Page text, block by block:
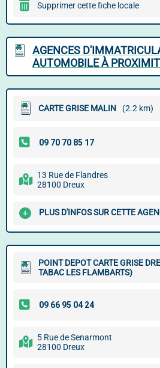
Supprimer cette fiche locale
AGENCES
AUTOMOBILE À
CARTE GRISE MALIN (2.2 km)
13 Rue de Flandres
28100 Dreux
PLUS D'INFOS SUR CETTE
POINT DEPOT CARTE GRISE
TABAC LES FLAMBARTS)
5 Rue de Senarmont
28100 Dreux